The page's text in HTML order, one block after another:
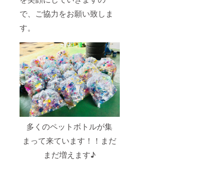
で、ご協力をお願い致しま
す。
多くのペットボトルが集
まって来ています！！まだ
まだ増えます♪